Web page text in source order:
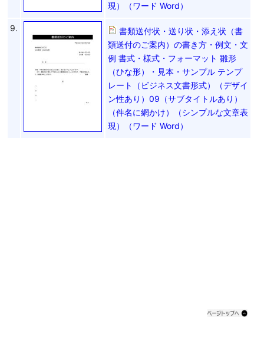
現）（ワード Word）
9.
書類送付状・送り状・添え状（書
類送付のご案内）の書き方・例文・文
例 書式・様式・フォーマット 雛形
（ひな形）・見本・サンプル テンプ
レート（ビジネス文書形式）（デザイ
ン性あり）09（サブタイトルあり）
（件名に網かけ）（シンプルな文章表
現）（ワード Word）